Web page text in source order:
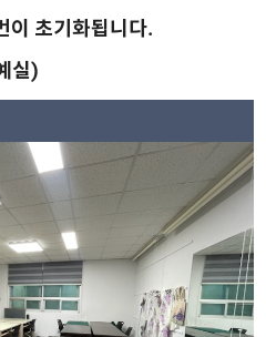
이 초기화됩니다.
실)